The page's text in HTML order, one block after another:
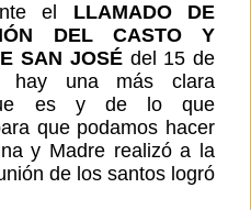
el LLAMADO DE
DEL CASTO Y
SAN JOSÉ del 15 de
hay una más clara
es y de lo que
que podamos hacer
y Madre realizó a la
de los santos logró